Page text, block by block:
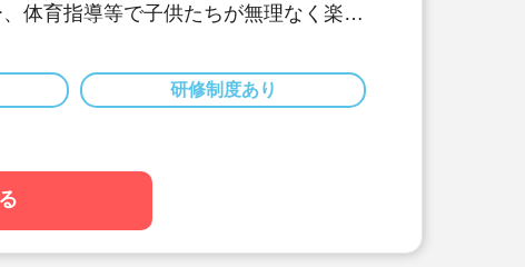
体育指導等で子供たちが無理なく楽し
な園内！
研修制度あり